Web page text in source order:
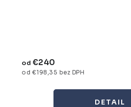
od €198,35 bez DPH
od €240
DETAIL